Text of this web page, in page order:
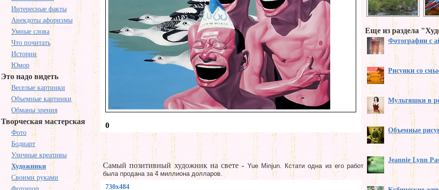
Интересные факты
Анекдоты афоризмы
Умные слова
Что почитать
Истории
Юмор
Это надо видеть
Веселые картинки
Объемные картинки
Обманы зрения
Творческая мастерская
Фото
Бодиарт
Уличные креативы
Художники
Своими руками
0
Самый позитивный художник на свете - Yue Minjun. Кстати одна из его работ
была продана за 4 миллиона долларов.
730x484
Еще из раздела
Фотографии с
Рисунки со
Мультяшки в
Объемные
Jeannie Lynn